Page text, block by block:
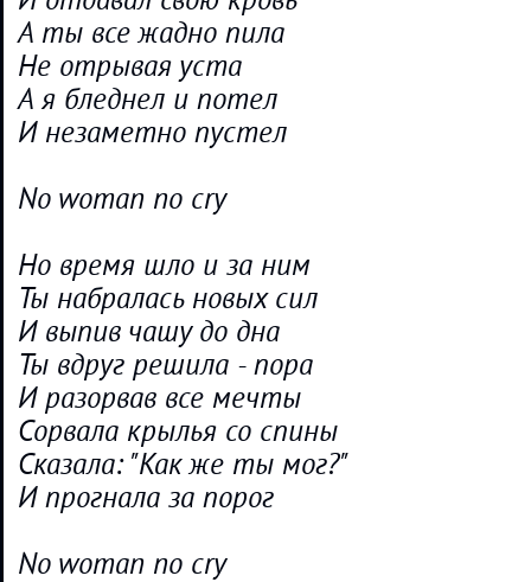
А ты все жадно пила
Не отрывая уста
А я бледнел и потел
И незаметно пустел
No woman no cry
Но время шло и за ним
Ты набралась новых сил
И выпив чашу до дна
Ты вдруг решила - пора
И разорвав все мечты
Сорвала крылья со спины
Сказала: "Как же ты мог?"
И прогнала за порог
No woman no cry